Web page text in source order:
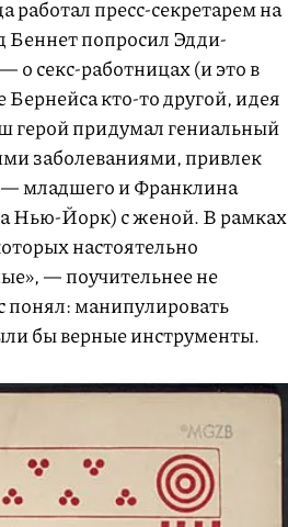
работал пресс-секретарем на
Беннет попросил Эдди-
о секс-работницах (и это в
Бернейса кто-то другой, идея
герой придумал гениальный
заболеваниями, привлек
младшего и Франклина
Нью-Йорк) с женой. В рамках
настоятельно
— поучительнее не
понял: манипулировать
бы верные инструменты.